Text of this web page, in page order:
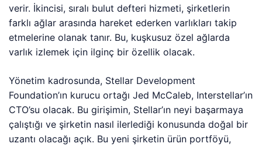
verir. İkincisi, sıralı bulut defteri hizmeti, şirketlerin
farklı ağlar arasında hareket ederken varlıkları takip
etmelerine olanak tanır. Bu, kuşkusuz özel ağlarda
varlık izlemek için ilginç bir özellik olacak.
Yönetim kadrosunda, Stellar Development
Foundation’ın kurucu ortağı Jed McCaleb, Interstellar’ın
CTO’su olacak. Bu girişimin, Stellar’ın neyi başarmaya
çalıştığı ve şirketin nasıl ilerlediği konusunda doğal bir
uzantı olacağı açık. Bu yeni şirketin ürün portföyü,